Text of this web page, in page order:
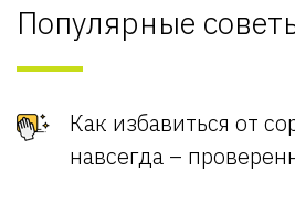
Популярные
Как избавиться от
навсегда –